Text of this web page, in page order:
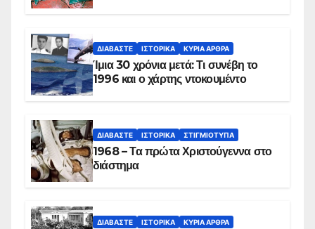
ΔΙΑΒΆΣΤΕ ΙΣΤΟΡΙΚΆ ΚΥΡΙΑ ΑΡΘΡΑ
Ίμια 30 χρόνια μετά: Τι συνέβη το
1996 και ο χάρτης ντοκουμέντο
ΔΙΑΒΆΣΤΕ ΙΣΤΟΡΙΚΆ ΣΤΙΓΜΙΌΤΥΠΑ
1968 – Τα πρώτα Χριστούγεννα στο
διάστημα
ΔΙΑΒΆΣΤΕ ΙΣΤΟΡΙΚΆ ΚΥΡΙΑ ΑΡΘΡΑ